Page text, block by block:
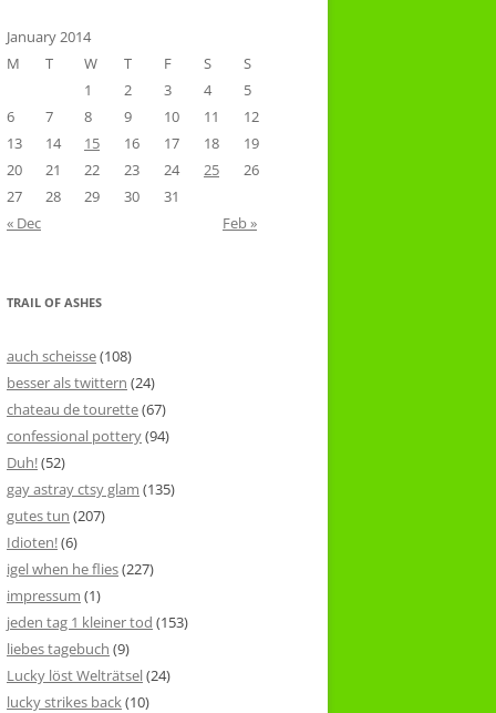
January 2014
M
T W T F S
S
1
2 3 4
5
6
7 8 9 10 11
12
13
14 15 16 17 18
19
20
21 22 23 24 25
26
27
28 29 30
31
« Dec
Feb »
TRAIL OF ASHES
auch scheisse(108)
besser als twittern (24)
chateau de tourette(67)
confessional pottery(94)
Duh!(52)
gay astray ctsy glam (135)
gutes tun (207)
Idioten!(6)
igel when he flies(227)
impressum (1)
jeden tag 1 kleiner tod (153)
liebes tagebuch (9)
Lucky löst Welträtsel(24)
lucky strikes back(10)